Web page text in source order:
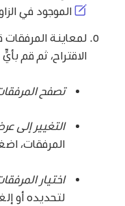
الموجود في
لمعاينة
الاقتراح، ثم قم
تصفح
التغيير إلى
المرفقات،
اختيار
لتحديده أو